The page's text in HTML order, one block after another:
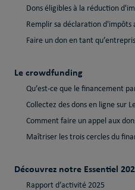
Dons éligibles à la réduction
Remplir sa déclaration d'impôts
Faire un don en tant
Le crowdfunding
Qu’est-ce que le financement
Collectez des dons en ligne sur
Comment faire un appel aux
Maîtriser les trois cercles du
Découvrez notre Essentiel
Rapport d’activité 2025